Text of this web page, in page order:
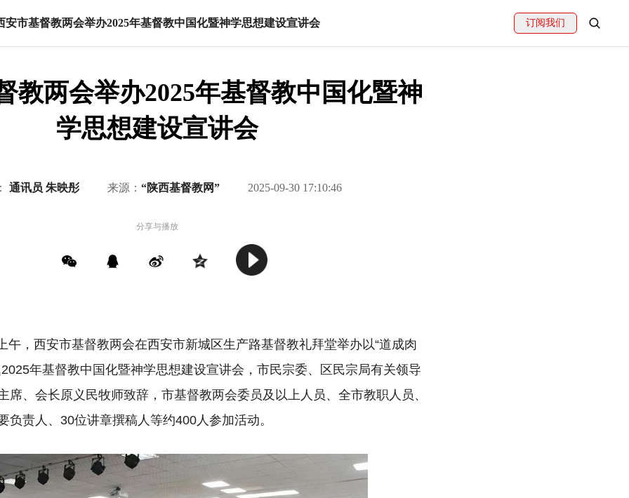
安市基督教两会举办2025年基督教中国化暨神学思想建设宣讲会 订阅我们
教两会举办2025年基督教中国化暨神
学思想建设宣讲会
通讯员 朱映彤 来源： “陕西基督教网” 2025-09-30 17:10:46
分享与播放
午，西安市基督教两会在西安市新城区生产路基督教礼拜堂举办以“道成肉
年基督教中国化暨神学思想建设宣讲会，市民宗委、区民宗局有关领导
席、会长原义民牧师致辞，市基督教两会委员及以上人员、全市教职人员、
负责人、30位讲章撰稿人等约400人参加活动。